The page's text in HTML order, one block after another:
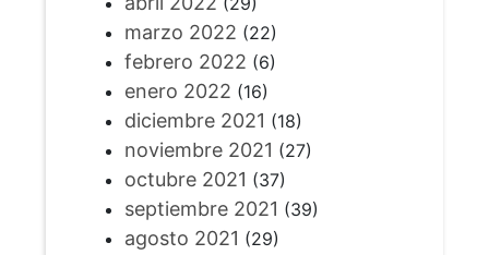
marzo 2022 (22)
febrero 2022 (6)
enero 2022 (16)
diciembre 2021 (18)
noviembre 2021 (27)
octubre 2021 (37)
septiembre 2021 (39)
agosto 2021 (29)